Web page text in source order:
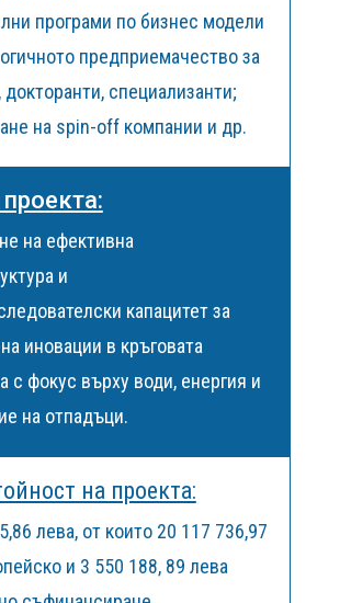
програми по бизнес модели
предприемачество за
докторанти, специализанти;
на spin-off компании и др.
на ефективна
и
капацитет за
иновации в кръговата
с фокус върху води, енергия и
на отпадъци.
на проекта:
лева, от които 20 117 736,97
и 3 550 188, 89 лева